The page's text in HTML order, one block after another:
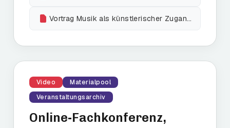
Vortrag Musik als künstlerischer Zugang zur Klimakrise_Eusterbrock
Video
Materialpool
Veranstaltungsarchiv
Online-Fachkonferenz,